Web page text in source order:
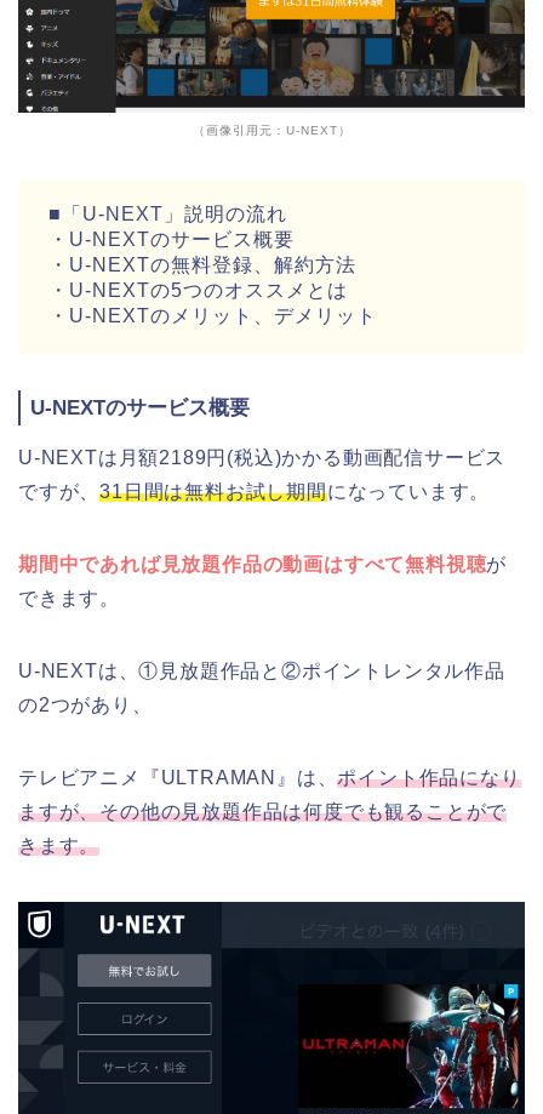
（画像引用元：U-NEXT）
■「U-NEXT」説明の流れ
・U-NEXTのサービス概要
・U-NEXTの無料登録、解約方法
・U-NEXTの5つのオススメとは
・U-NEXTのメリット、デメリット
U-NEXTのサービス概要
U-NEXTは月額2189円(税込)かかる動画配信サービス
ですが、31日間は無料お試し期間になっています。
期間中であれば見放題作品の動画はすべて無料視聴が
できます。
U-NEXTは、①見放題作品と②ポイントレンタル作品
の2つがあり、
テレビアニメ『ULTRAMAN』は、ポイント作品になり
ますが、その他の見放題作品は何度でも観ることがで
きます。